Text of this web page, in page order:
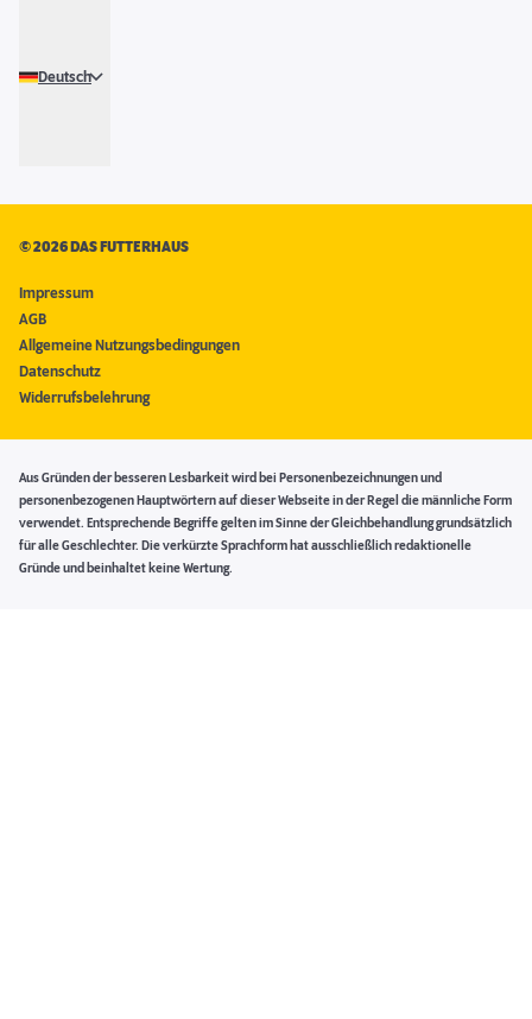
Deutsch
©2026 DAS FUTTERHAUS
Impressum
AGB
Allgemeine Nutzungsbedingungen
Datenschutz
Widerrufsbelehrung
Aus Gründen der besseren Lesbarkeit wird bei Personenbezeichnungen und
personenbezogenen Hauptwörtern auf dieser Webseite in der Regel die männliche Form
verwendet. Entsprechende Begriffe gelten im Sinne der Gleichbehandlung grundsätzlich
für alle Geschlechter. Die verkürzte Sprachform hat ausschließlich redaktionelle
Gründe und beinhaltet keine Wertung.